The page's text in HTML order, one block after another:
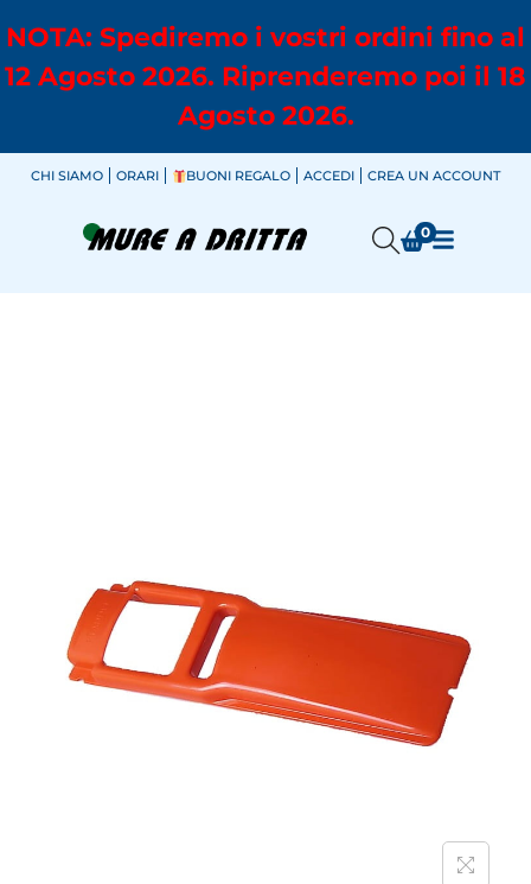
NOTA: Spediremo i vostri ordini fino al
12 Agosto 2026. Riprenderemo poi il 18
Agosto 2026.
CHI SIAMO ORARI BUONI REGALO ACCEDI CREA UN ACCOUNT
0